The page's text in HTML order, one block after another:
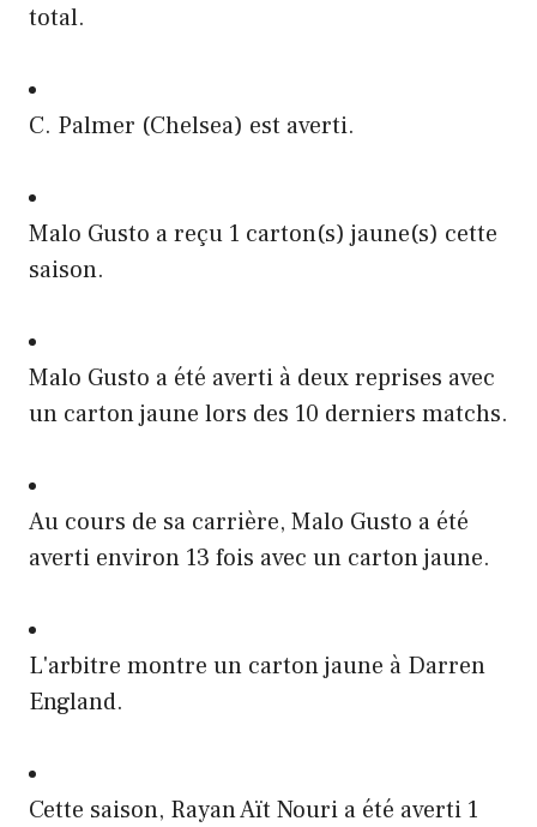
total.
C. Palmer (Chelsea) est averti.
Malo Gusto a reçu 1 carton(s) jaune(s) cette
saison.
Malo Gusto a été averti à deux reprises avec
un carton jaune lors des 10 derniers matchs.
Au cours de sa carrière, Malo Gusto a été
averti environ 13 fois avec un carton jaune.
L'arbitre montre un carton jaune à Darren
England.
Cette saison, Rayan Aït Nouri a été averti 1